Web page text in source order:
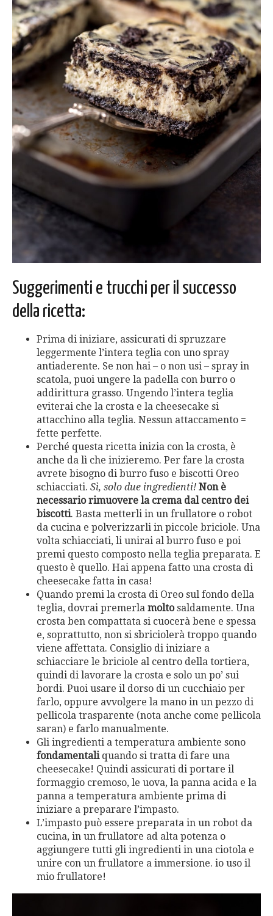
Suggerimenti e trucchi per il successo
della ricetta:
Prima di iniziare, assicurati di spruzzare
leggermente l’intera teglia con uno spray
antiaderente. Se non hai – o non usi – spray in
scatola, puoi ungere la padella con burro o
addirittura grasso. Ungendo l’intera teglia
eviterai che la crosta e la cheesecake si
attacchino alla teglia. Nessun attaccamento =
fette perfette.
Perché questa ricetta inizia con la crosta, è
anche da lì che inizieremo. Per fare la crosta
avrete bisogno di burro fuso e biscotti Oreo
schiacciati. Sì, solo due ingredienti! Non è
necessario rimuovere la crema dal centro dei
biscotti. Basta metterli in un frullatore o robot
da cucina e polverizzarli in piccole briciole. Una
volta schiacciati, li unirai al burro fuso e poi
premi questo composto nella teglia preparata. E
questo è quello. Hai appena fatto una crosta di
cheesecake fatta in casa!
Quando premi la crosta di Oreo sul fondo della
teglia, dovrai premerla moltosaldamente. Una
crosta ben compattata si cuocerà bene e spessa
e, soprattutto, non si sbriciolerà troppo quando
viene affettata. Consiglio di iniziare a
schiacciare le briciole al centro della tortiera,
quindi di lavorare la crosta e solo un po’ sui
bordi. Puoi usare il dorso di un cucchiaio per
farlo, oppure avvolgere la mano in un pezzo di
pellicola trasparente (nota anche come pellicola
saran) e farlo manualmente.
Gli ingredienti a temperatura ambiente sono
fondamentaliquando si tratta di fare una
cheesecake! Quindi assicurati di portare il
formaggio cremoso, le uova, la panna acida e la
panna a temperatura ambiente prima di
iniziare a preparare l’impasto.
L’impasto può essere preparata in un robot da
cucina, in un frullatore ad alta potenza o
aggiungere tutti gli ingredienti in una ciotola e
unire con un frullatore a immersione. io uso il
mio frullatore!